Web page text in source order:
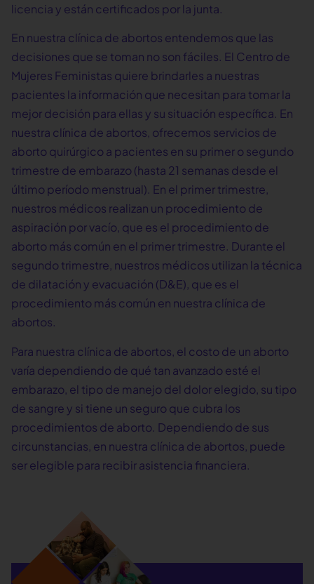
licencia y están certificados por la junta.
En nuestra clínica de abortos entendemos que las
decisiones que se toman no son fáciles. El Centro de
Mujeres Feministas quiere brindarles a nuestras
pacientes la información que necesitan para tomar la
mejor decisión para ellas y su situación específica. En
nuestra clínica de abortos, ofrecemos servicios de
aborto quirúrgico a pacientes en su primer o segundo
trimestre de embarazo (hasta 21 semanas desde el
último período menstrual). En el primer trimestre,
nuestros médicos realizan un procedimiento de
aspiración por vacío, que es el procedimiento de
aborto más común en el primer trimestre. Durante el
segundo trimestre, nuestros médicos utilizan la técnica
de dilatación y evacuación (D&E), que es el
procedimiento más común en nuestra clínica de
abortos.
Para nuestra clínica de abortos, el costo de un aborto
varía dependiendo de qué tan avanzado esté el
embarazo, el tipo de manejo del dolor elegido, su tipo
de sangre y si tiene un seguro que cubra los
procedimientos de aborto. Dependiendo de sus
circunstancias, en nuestra clínica de abortos, puede
ser elegible para recibir asistencia financiera.